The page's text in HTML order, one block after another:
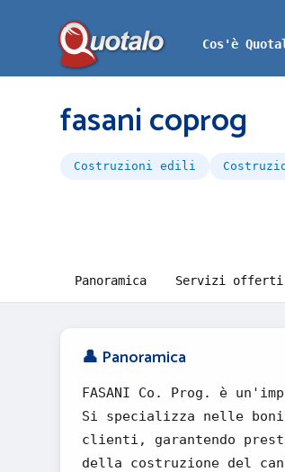
Cos'è
fasani coprog
Costruzioni edili
Panoramica Servizi offerti
👤 Panoramica
FASANI Co. Prog. è
Si specializza nelle
clienti, garantendo
della costruzione del